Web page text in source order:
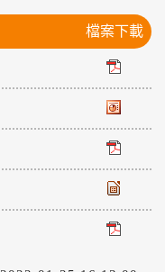
檔案下載